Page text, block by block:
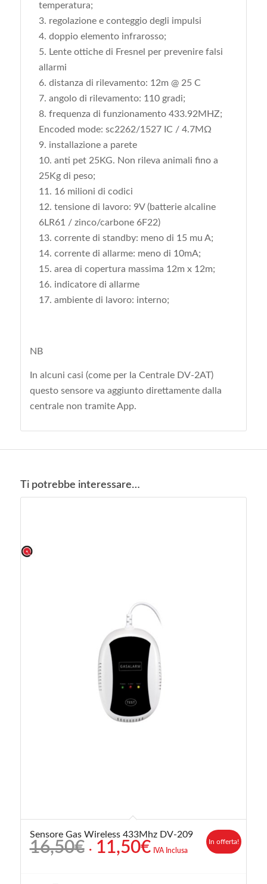
temperatura;
regolazione e conteggio degli impulsi
doppio elemento infrarosso;
Lente ottiche di Fresnel per prevenire falsi
allarmi
distanza di rilevamento: 12m @ 25 C
angolo di rilevamento: 110 gradi;
frequenza di funzionamento 433.92MHZ;
Encoded mode: sc2262/1527 IC / 4.7MΩ
installazione a parete
anti pet 25KG. Non rileva animali fino a
25Kg di peso;
16 milioni di codici
tensione di lavoro: 9V (batterie alcaline
6LR61 / zinco/carbone 6F22)
corrente di standby: meno di 15 mu A;
corrente di allarme: meno di 10mA;
area di copertura massima 12m x 12m;
indicatore di allarme
ambiente di lavoro: interno;
NB
In alcuni casi (come per la Centrale DV-2AT)
questo sensore va aggiunto direttamente dalla
centrale non tramite App.
Ti potrebbe interessare…
Sensore Gas Wireless 433Mhz DV-209
16,50€ Il
prezzo
11,50€IlIVA Inclusa
In offerta!